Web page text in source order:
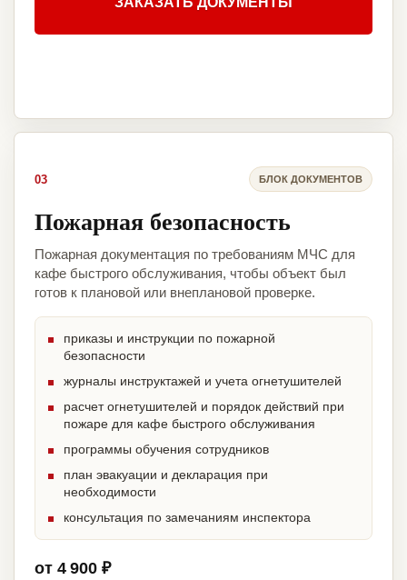
03 БЛОК ДОКУМЕНТОВ
Пожарная безопасность
Пожарная документация по требованиям МЧС для
кафе быстрого обслуживания, чтобы объект был
готов к плановой или внеплановой проверке.
приказы и инструкции по пожарной
безопасности
журналы инструктажей и учета огнетушителей
расчет огнетушителей и порядок действий при
пожаре для кафе быстрого обслуживания
программы обучения сотрудников
план эвакуации и декларация при
необходимости
консультация по замечаниям инспектора
от 4 900 ₽